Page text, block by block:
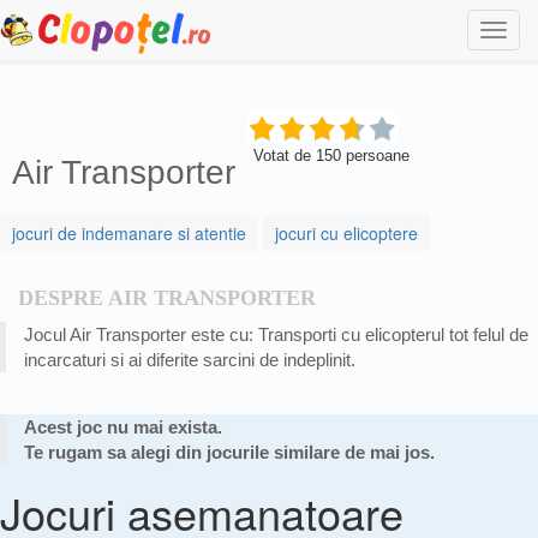
Air Transporter Votat de 150 persoane
jocuri de indemanare si atentie jocuri cu elicoptere
DESPRE AIR TRANSPORTER
Jocul Air Transporter este cu: Transporti cu elicopterul tot felul de
incarcaturi si ai diferite sarcini de indeplinit.
Acest joc nu mai exista.
Te rugam sa alegi din jocurile similare de mai jos.
Jocuri asemanatoare